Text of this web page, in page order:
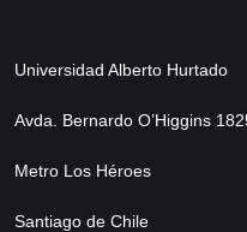
Universidad Alberto Hurtado
Avda. Bernardo O’Higgins
Metro Los Héroes
Santiago de Chile